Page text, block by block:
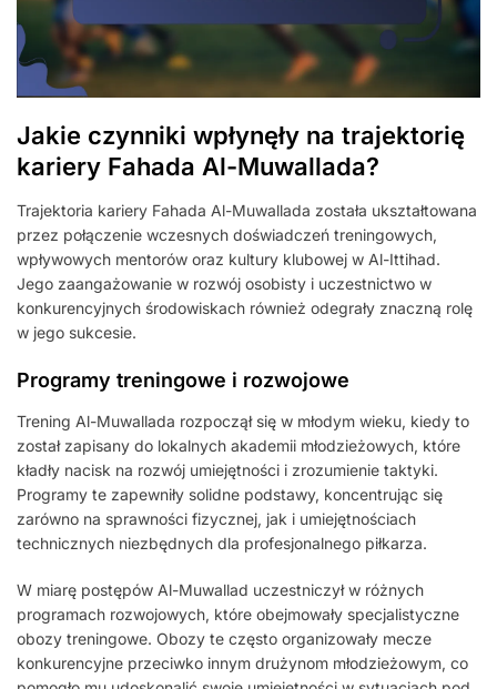
Jakie czynniki wpłynęły na trajektorię
kariery Fahada Al-Muwallada?
Trajektoria kariery Fahada Al-Muwallada została ukształtowana
przez połączenie wczesnych doświadczeń treningowych,
wpływowych mentorów oraz kultury klubowej w Al-Ittihad.
Jego zaangażowanie w rozwój osobisty i uczestnictwo w
konkurencyjnych środowiskach również odegrały znaczną rolę
w jego sukcesie.
Programy treningowe i rozwojowe
Trening Al-Muwallada rozpoczął się w młodym wieku, kiedy to
został zapisany do lokalnych akademii młodzieżowych, które
kładły nacisk na rozwój umiejętności i zrozumienie taktyki.
Programy te zapewniły solidne podstawy, koncentrując się
zarówno na sprawności fizycznej, jak i umiejętnościach
technicznych niezbędnych dla profesjonalnego piłkarza.
W miarę postępów Al-Muwallad uczestniczył w różnych
programach rozwojowych, które obejmowały specjalistyczne
obozy treningowe. Obozy te często organizowały mecze
konkurencyjne przeciwko innym drużynom młodzieżowym, co